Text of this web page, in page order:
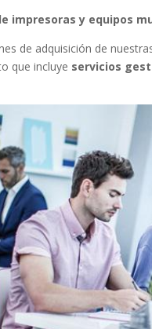
impresoras y equipos
de adquisición de
que incluye servicios